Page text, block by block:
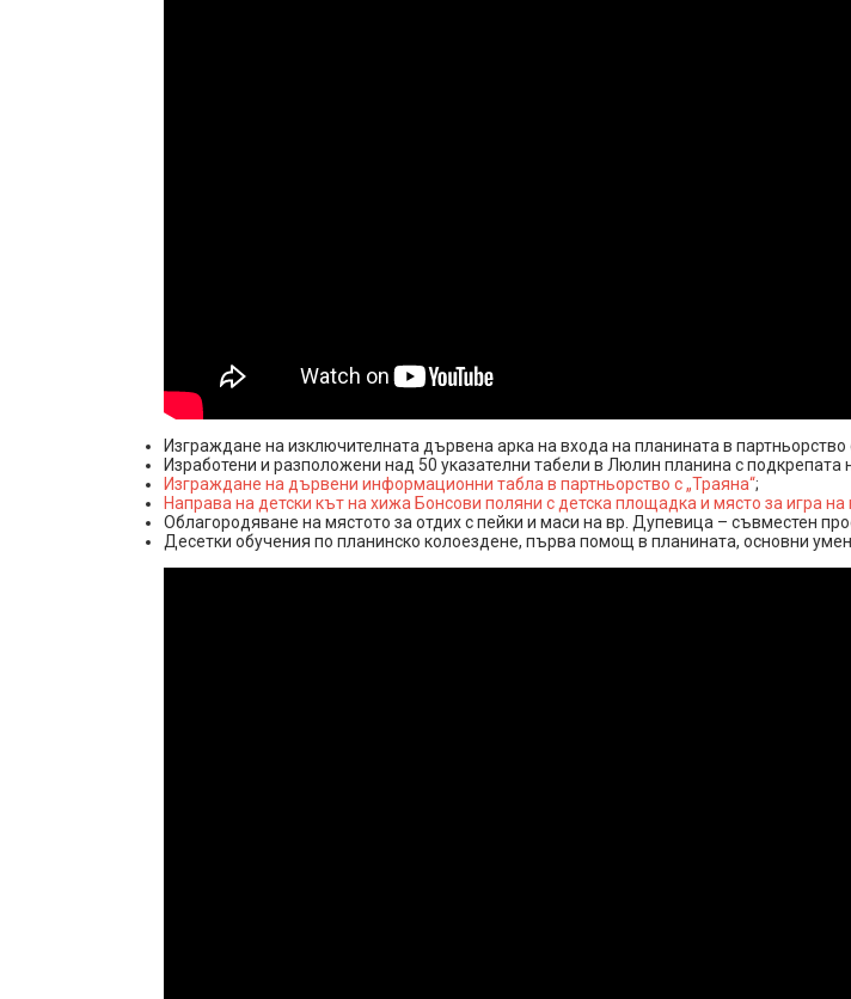
Изграждане на изключителната дървена арка на входа на планината в партньорство
Изработени и разположени над 50 указателни табели в Люлин планина с подкрепата
Изграждане на дървени информационни табла в партньорство с „Траяна“;
Направа на детски кът на хижа Бонсови поляни с детска площадка и място за игра на
Облагородяване на мястото за отдих с пейки и маси на вр. Дупевица – съвместен
Десетки обучения по планинско колоездене, първа помощ в планината, основни